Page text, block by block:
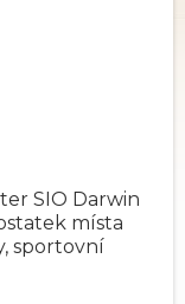
SIO Darwin
místa
sportovní